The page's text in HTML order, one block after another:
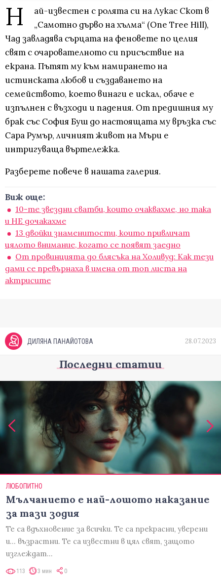
Н
ай-известен с ролята си на Лукас Скот в
„Самотно дърво на хълма“ (One Tree Hill),
Чад завладява сърцата на феновете по целия
свят с очарователното си присъствие на
екрана. Пътят му към намирането на
истинската любов и създаването на
семейството, което винаги е искал, обаче е
изпълнен с възходи и падения. От предишния му
брак със София Буш до настоящата му връзка със
Сара Румър, личният живот на Мъри е
интригуваща въртележка.
Разберете повече в нашата галерия.
Виж още:
10-те звездни сватби, които очаквахме, но така
и НЕ дочакахме
13 двойки знаменитости, които привличат
цялото внимание, когато се появят заедно
От провинцията до блясъка на Холивуд: Как тези
дами се превърнаха в имена от топ листа на
актрисите
ДИЛЯНА ПАНАЙОТОВА 28.07.2023
Последни статии
ЛЮБОПИТНО
Мълчанието е най-лошото наказание
за тази зодия
Те са вдъхновение за всички. Те са прекрасни, уверени
и... възрастни. Те са известни в цял свят, защото
изглеждат…
113 3 мин 0